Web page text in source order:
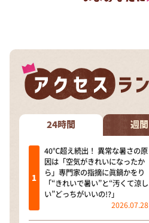
24時間 週間
40℃超え続出！ 異常な暑さの原
因は「空気がきれいになったか
ら」専門家の指摘に眞鍋かをり
「“きれいで暑い”と“汚くて涼し
い”どっちがいいの!?」
2026.07.28